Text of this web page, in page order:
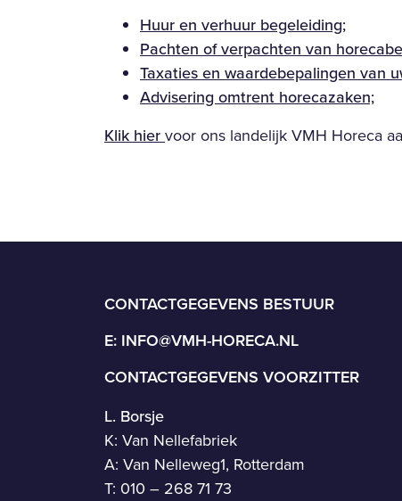
Huur en verhuur begeleiding;
Pachten of verpachten van
Taxaties en waardebepalingen van
Advisering omtrent horecazaken;
Klik hiervoor ons landelijk VMH Horeca
CONTACTGEGEVENS BESTUUR
E: INFO@VMH-HORECA.NL
CONTACTGEGEVENS VOORZITTER
L. Borsje
K: Van Nellefabriek
A: Van Nelleweg1, Rotterdam
T: 010 – 268 71 73